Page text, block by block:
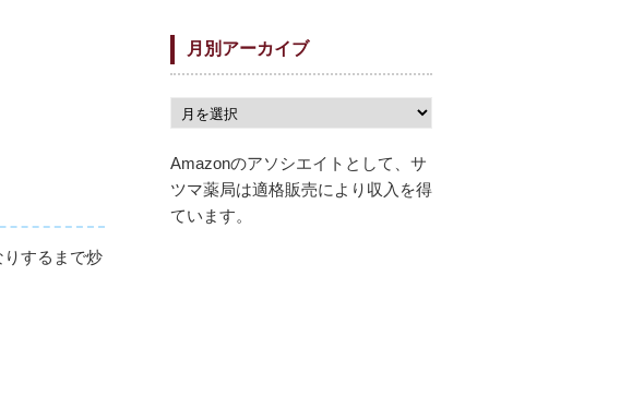
するまで炒
月別アーカイブ
Amazonのアソシエイトとして、サ
ツマ薬局は適格販売により収入を得
ています。